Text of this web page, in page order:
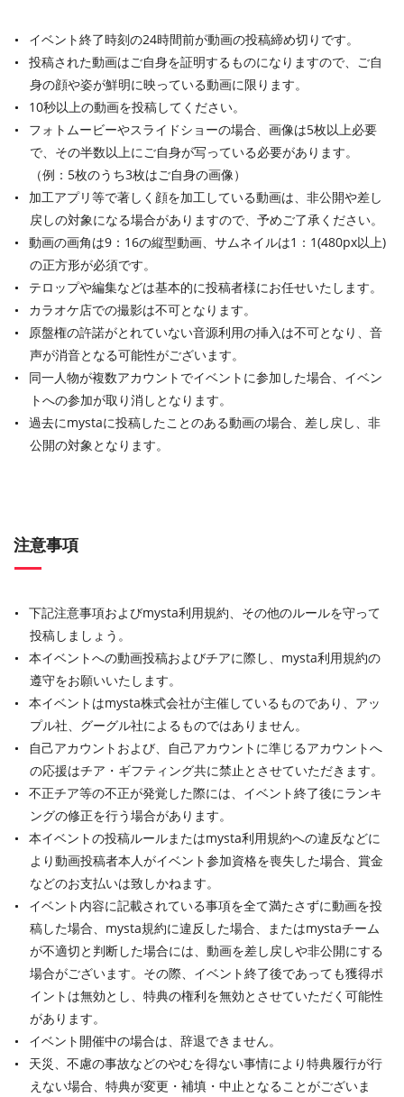
イベント終了時刻の24時間前が動画の投稿締め切りです。
投稿された動画はご自身を証明するものになりますので、ご自
身の顔や姿が鮮明に映っている動画に限ります。
10秒以上の動画を投稿してください。
フォトムービーやスライドショーの場合、画像は5枚以上必要
で、その半数以上にご自身が写っている必要があります。
（例：5枚のうち3枚はご自身の画像）
加工アプリ等で著しく顔を加工している動画は、非公開や差し
戻しの対象になる場合がありますので、予めご了承ください。
動画の画角は9：16の縦型動画、サムネイルは1：1(480px以上)
の正方形が必須です。
テロップや編集などは基本的に投稿者様にお任せいたします。
カラオケ店での撮影は不可となります。
原盤権の許諾がとれていない音源利用の挿入は不可となり、音
声が消音となる可能性がございます。
同一人物が複数アカウントでイベントに参加した場合、イベン
トへの参加が取り消しとなります。
過去にmystaに投稿したことのある動画の場合、差し戻し、非
公開の対象となります。
注意事項
下記注意事項およびmysta利用規約、その他のルールを守って
投稿しましょう。
本イベントへの動画投稿およびチアに際し、mysta利用規約の
遵守をお願いいたします。
本イベントはmysta株式会社が主催しているものであり、アッ
プル社、グーグル社によるものではありません。
自己アカウントおよび、自己アカウントに準じるアカウントへ
の応援はチア・ギフティング共に禁止とさせていただきます。
不正チア等の不正が発覚した際には、イベント終了後にランキ
ングの修正を行う場合があります。
本イベントの投稿ルールまたはmysta利用規約への違反などに
より動画投稿者本人がイベント参加資格を喪失した場合、賞金
などのお支払いは致しかねます。
イベント内容に記載されている事項を全て満たさずに動画を投
稿した場合、mysta規約に違反した場合、またはmystaチーム
が不適切と判断した場合には、動画を差し戻しや非公開にする
場合がございます。その際、イベント終了後であっても獲得ポ
イントは無効とし、特典の権利を無効とさせていただく可能性
があります。
イベント開催中の場合は、辞退できません。
天災、不慮の事故などのやむを得ない事情により特典履行が行
えない場合、特典が変更・補填・中止となることがございま